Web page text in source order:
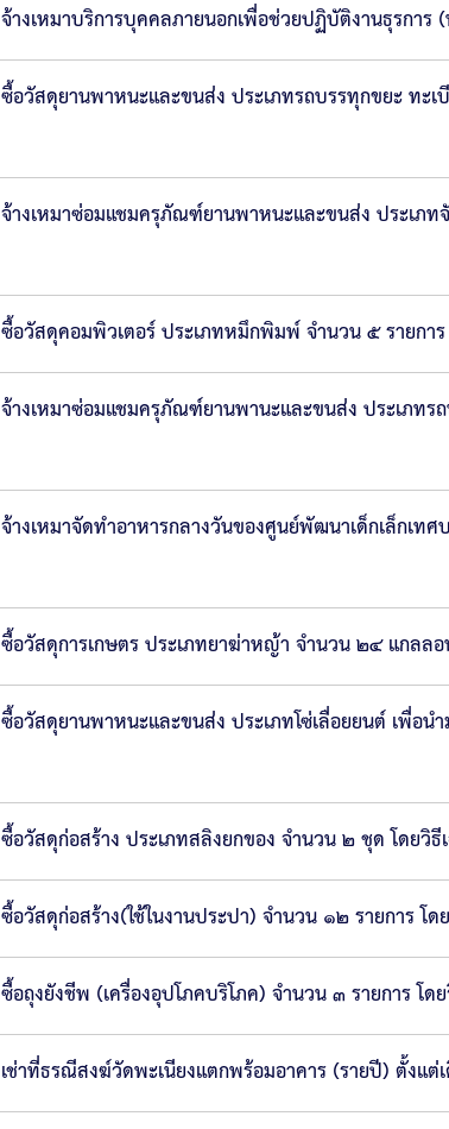
งเหมาบริการบุคคลภายนอกเพื่อช่วยปฏิบัติงานธุรกา
ซื้อวัสดุยานพาหนะและขนส่ง ประเภทรถบรรทุกขยะ
จ้างเหมาซ่อมแชมครุภัณฑ์ยานพาหนะและขนส่ง ปร
วัสดุคอมพิวเตอร์ ประเภทหมึกพิมพ์ จำนวน ๕ รายการ
จ้างเหมาซ่อมแชมครุภัณฑ์ยานพานะและขนส่ง ประเ
างเหมาจัดทำอาหารกลางวันของศูนย์พัฒนาเด็กเล็
วัสดุการเกษตร ประเภทยาฆ่าหญ้า จำนวน ๒๔ แกลลอ
อวัสดุยานพาหนะและขนส่ง ประเภทโซ่เลื่อยยนต์ เพื่
วัสดุก่อสร้าง ประเภทสลิงยกของ จำนวน ๒ ชุด โดยวิธี
สดุก่อสร้าง(ใช้ในงานประปา) จำนวน ๑๒ รายการ โด
งยังชีพ (เครื่องอุปโภคบริโภค) จำนวน ๓ รายการ โดย
ช่าที่ธรณีสงฆ์วัดพะเนียงแตกพร้อมอาคาร (รายปี) ตั้ง